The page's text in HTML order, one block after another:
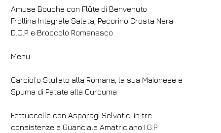
06/08/2026 07/08 /2026
Amuse Bouche con Flûte di Benvenuto
Frollina Integrale Salata, Pecorino Crosta Nera
D.O.P. e Broccolo Romanesco
Menu
Carciofo Stufato alla Romana, la sua Maionese e
Spuma di Patate alla Curcuma
Fettuccelle con Asparagi Selvatici in tre
consistenze e Guanciale Amatriciano I.G.P.